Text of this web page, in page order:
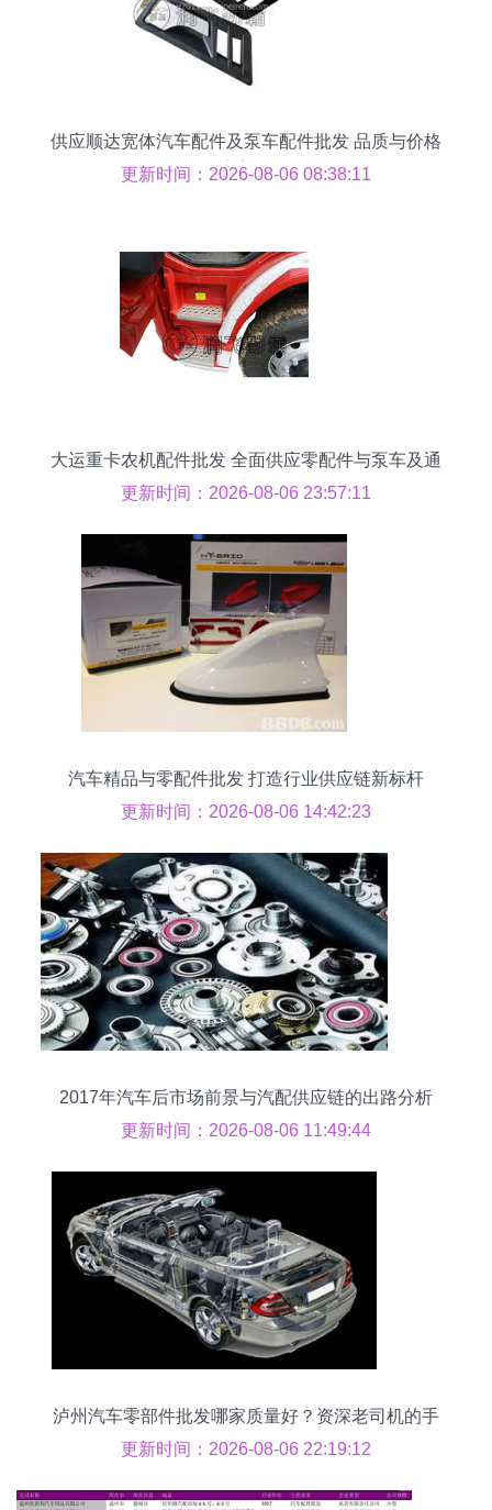
供应顺达宽体汽车配件及泵车配件批发 品质与价格
的完美结合
更新时间：2026-08-06 08:38:11
大运重卡农机配件批发 全面供应零配件与泵车及通
用汽车配件
更新时间：2026-08-06 23:57:11
汽车精品与零配件批发 打造行业供应链新标杆
更新时间：2026-08-06 14:42:23
2017年汽车后市场前景与汽配供应链的出路分析
更新时间：2026-08-06 11:49:44
泸州汽车零部件批发哪家质量好？资深老司机的手
选攻略
更新时间：2026-08-06 22:19:12